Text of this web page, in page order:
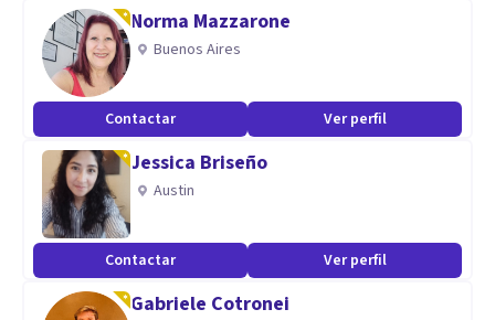
Norma Mazzarone
Buenos Aires
Contactar Ver perfil
Jessica Briseño
Austin
Contactar Ver perfil
Gabriele Cotronei